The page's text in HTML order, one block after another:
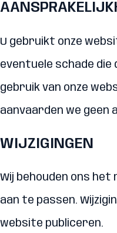
U gebruikt onze
eventuele schade
gebruik van onze
aanvaarden we geen
WIJZIGINGEN
Wij behouden ons
aan te passen.
website publiceren.